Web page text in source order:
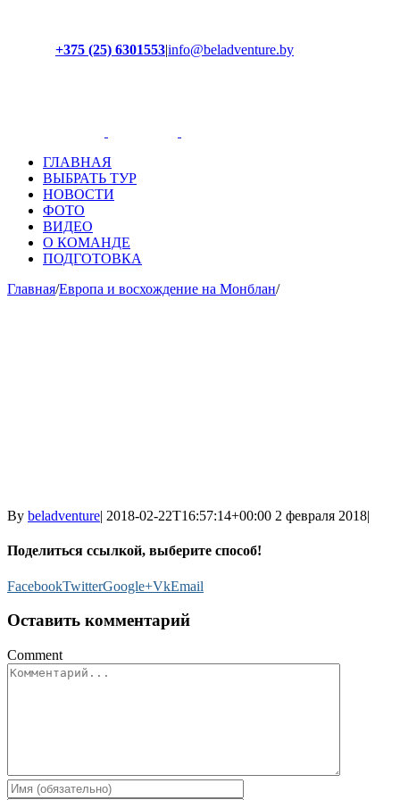
+375 (25) 6301553|info@beladventure.by
ГЛАВНАЯ
ВЫБРАТЬ ТУР
НОВОСТИ
ФОТО
ВИДЕО
О КОМАНДЕ
ПОДГОТОВКА
Главная/Европа и восхождение на Монблан/
By beladventure| 2018-02-22T16:57:14+00:00 2 февраля 2018|
Поделиться ссылкой, выберите способ!
FacebookTwitterGoogle+VkEmail
Оставить комментарий
Comment